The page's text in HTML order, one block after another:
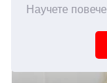
Научете повече